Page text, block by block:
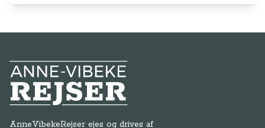
Anne-Vibeke Rejser
AnneVibekeRejser ejes og drives af